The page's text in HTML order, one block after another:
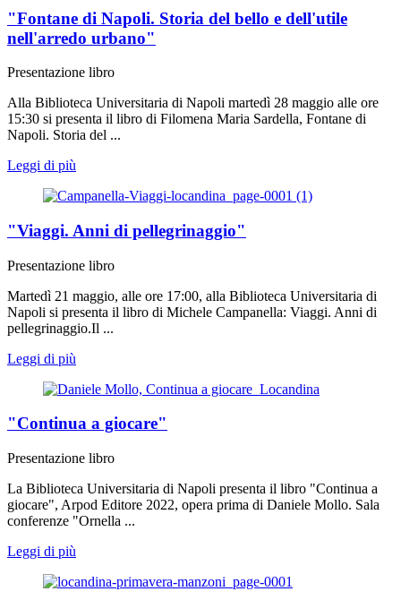
"Fontane di Napoli. Storia del bello e dell'utile
nell'arredo urbano"
Presentazione libro
Alla Biblioteca Universitaria di Napoli martedì 28 maggio alle ore
15:30 si presenta il libro di Filomena Maria Sardella, Fontane di
Napoli. Storia del ...
Leggi di più
"Viaggi. Anni di pellegrinaggio"
Presentazione libro
Martedì 21 maggio, alle ore 17:00, alla Biblioteca Universitaria di
Napoli si presenta il libro di Michele Campanella: Viaggi. Anni di
pellegrinaggio.Il ...
Leggi di più
"Continua a giocare"
Presentazione libro
La Biblioteca Universitaria di Napoli presenta il libro "Continua a
giocare", Arpod Editore 2022, opera prima di Daniele Mollo. Sala
conferenze "Ornella ...
Leggi di più